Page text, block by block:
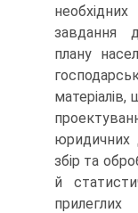
завдання
плану
юридичних
збір та
й
прилеглих